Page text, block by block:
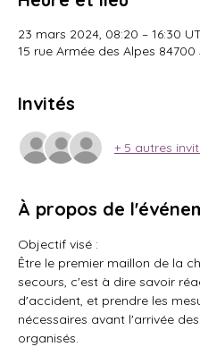
23 mars 2024, 08:20 – 16:30
15 rue Armée des Alpes 84700
Invités
+ 5 autres
À propos de
Objectif visé :
Être le premier maillon de la
secours, c'est à dire savoir
d'accident, et prendre les
nécessaires avant l'arrivée
organisés.